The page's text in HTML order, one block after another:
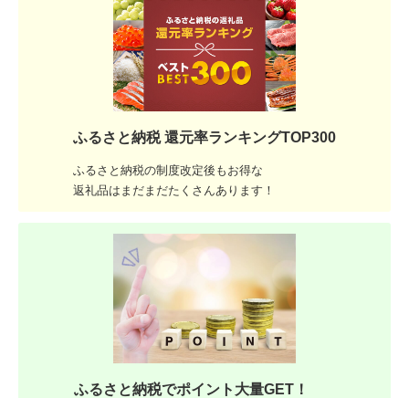
ふるさと納税 還元率ランキングTOP300
ふるさと納税の制度改定後もお得な
返礼品はまだまだたくさんあります！
ふるさと納税でポイント大量GET！